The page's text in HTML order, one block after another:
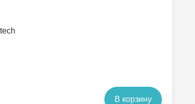
В корзину